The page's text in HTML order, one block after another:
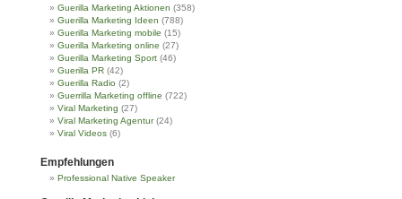
Guerilla Marketing Aktionen (358)
Guerilla Marketing Ideen (788)
Guerilla Marketing mobile (15)
Guerilla Marketing online (27)
Guerilla Marketing Sport (46)
Guerilla PR (42)
Guerilla Radio (2)
Guerrilla Marketing offline (722)
Viral Marketing (27)
Viral Marketing Agentur(24)
Viral Videos (6)
Empfehlungen
Professional Native Speaker